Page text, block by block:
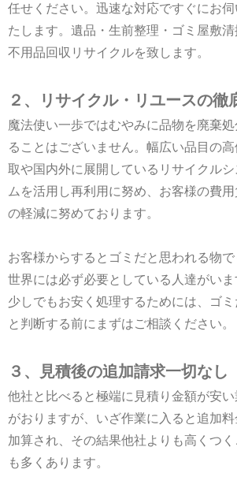
任せください。迅速な対応ですぐにお伺
たします。遺品・生前整理・ゴミ屋敷清
不用品回収リサイクルを致します。
２、リサイクル・リユースの徹
魔法使い一歩ではむやみに品物を廃棄処
ることはございません。幅広い品目の高
取や国内外に展開しているリサイクルシ
ムを活用し再利用に努め、お客様の費用
の軽減に努めております。
お客様からするとゴミだと思われる物で
世界には必ず必要としている人達がいま
少しでもお安く処理するためには、ゴミ
と判断する前にまずはご相談ください。
３、見積後の追加請求一切なし
他社と比べると極端に見積り金額が安
がおりますが、いざ作業に入ると追加
加算され、その結果他社よりも高くつく
も多くあります。